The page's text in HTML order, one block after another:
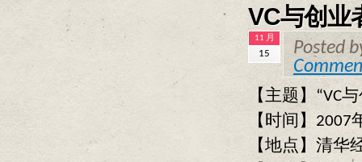
VC与创业
11 月
15
Posted
【主题】“VC
【时间】
【地点】清华